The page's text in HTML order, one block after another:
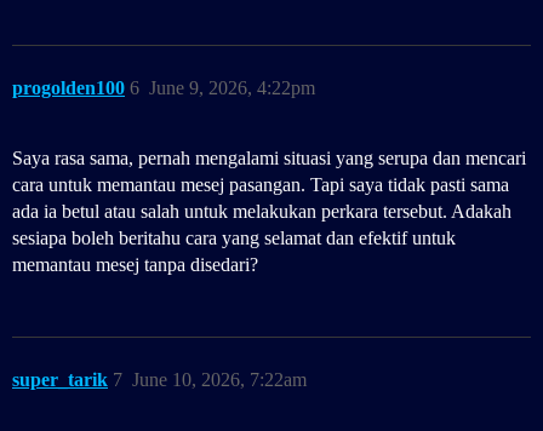
progolden100 June 9, 2026, 4:22pm
6
Saya rasa sama, pernah mengalami situasi yang serupa dan mencari
cara untuk memantau mesej pasangan. Tapi saya tidak pasti sama
ada ia betul atau salah untuk melakukan perkara tersebut. Adakah
sesiapa boleh beritahu cara yang selamat dan efektif untuk
memantau mesej tanpa disedari?
super_tarik June 10, 2026, 7:22am
7